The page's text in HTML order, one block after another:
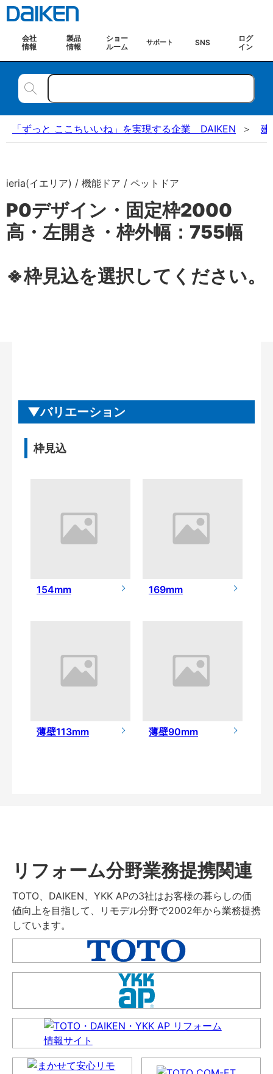
会社
情報
製品
情報
ショー
ルーム
サポート SNS
ログ
イン
「ずっと ここちいいね」を実現する企業 DAIKEN 建
ieria(イエリア) / 機能ドア / ペットドア
P0デザイン・固定枠2000
高・左開き・枠外幅：755幅
※枠見込を選択してください。
バリエーション
枠見込
154mm 169mm
薄壁113mm 薄壁90mm
リフォーム分野業務提携関連
TOTO、DAIKEN、YKK APの3社はお客様の暮らしの価
値向上を目指して、リモデル分野で2002年から業務提携
しています。